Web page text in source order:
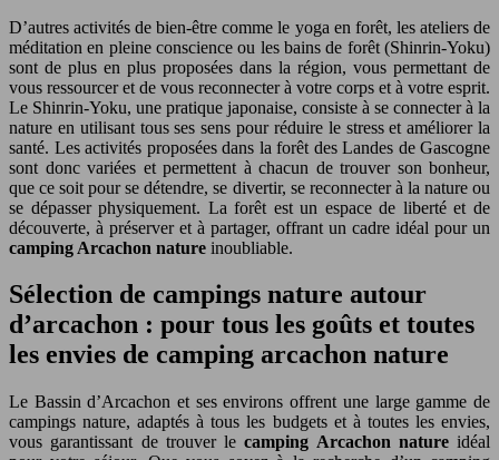
D’autres activités de bien-être comme le yoga en forêt, les ateliers de
méditation en pleine conscience ou les bains de forêt (Shinrin-Yoku)
sont de plus en plus proposées dans la région, vous permettant de
vous ressourcer et de vous reconnecter à votre corps et à votre esprit.
Le Shinrin-Yoku, une pratique japonaise, consiste à se connecter à la
nature en utilisant tous ses sens pour réduire le stress et améliorer la
santé. Les activités proposées dans la forêt des Landes de Gascogne
sont donc variées et permettent à chacun de trouver son bonheur,
que ce soit pour se détendre, se divertir, se reconnecter à la nature ou
se dépasser physiquement. La forêt est un espace de liberté et de
découverte, à préserver et à partager, offrant un cadre idéal pour un
camping Arcachon nature inoubliable.
Sélection de campings nature autour
d’arcachon : pour tous les goûts et toutes
les envies de camping arcachon nature
Le Bassin d’Arcachon et ses environs offrent une large gamme de
campings nature, adaptés à tous les budgets et à toutes les envies,
vous garantissant de trouver lecamping Arcachon nature idéal